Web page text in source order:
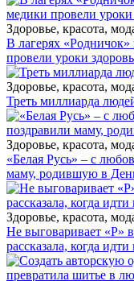
Здоровье, красота,
В лагерях
провели уроки
Здоровье, красота,
Треть миллиарда
Здоровье, красота,
«Белая Русь» – с
маму, родившую в
Здоровье, красота,
Не выговаривает «Р»
рассказала, когда